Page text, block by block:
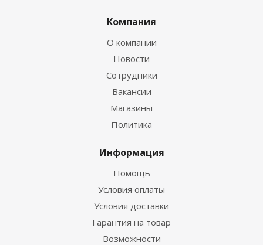
Компания
О компании
Новости
Сотрудники
Вакансии
Магазины
Политика
Информация
Помощь
Условия оплаты
Условия доставки
Гарантия на товар
Возможности